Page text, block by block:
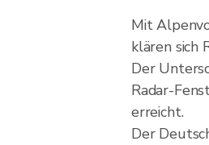
Mit
klären sich
Der
Radar-
erreicht.
Der